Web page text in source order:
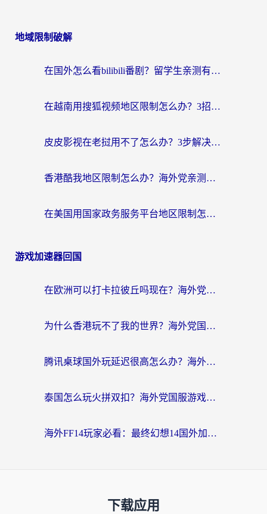
地域限制破解
在国外怎么看bilibili番剧？留学生亲测有效的地域限制突破指南（附酷我酷狗音乐解决方法）
在越南用搜狐视频地区限制怎么办？3招解决海外看国内剧难题（附西瓜视频CCTV观看技巧）
皮皮影视在老挝用不了怎么办？3步解决海外看国内影视&财经的痛点
香港酷我地区限制怎么办？海外党亲测有效的回国加速方案来了
在美国用国家政务服务平台地区限制怎么办？海外华人必备的突破攻略（附追剧看片技巧）
游戏加速器回国
在欧洲可以打卡拉彼丘吗现在？海外党国服游戏加速器终极避坑指南
为什么香港玩不了我的世界？海外党国服游戏加速终极解决方案
腾讯桌球国外玩延迟很高怎么办？海外党亲测有效的国服游戏加速指南
泰国怎么玩火拼双扣？海外党国服游戏加速终极指南（附暗区突围植物大战僵尸实测）
海外FF14玩家必看：最终幻想14国外加速器下载安装全攻略+卡顿解决秘籍
下载应用